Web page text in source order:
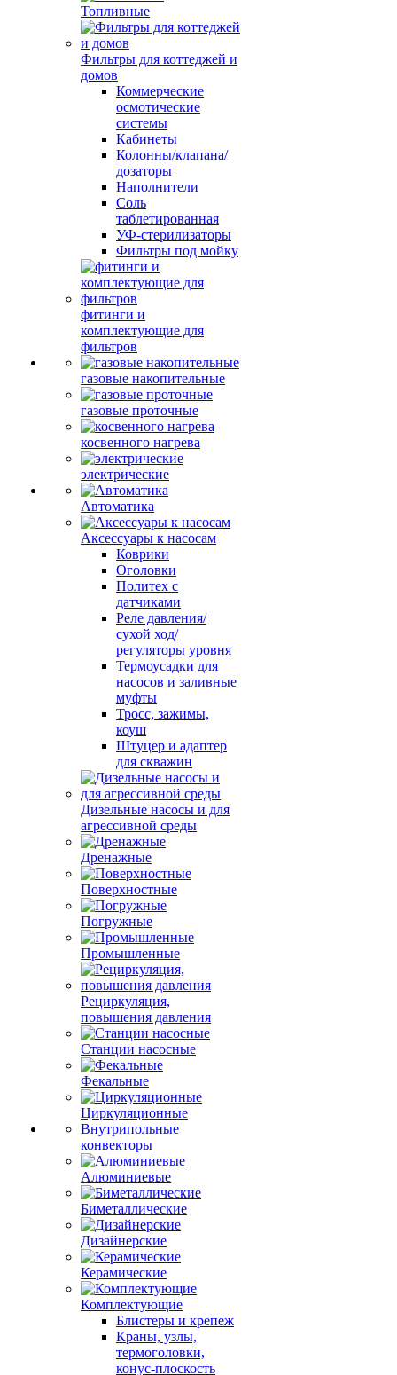
Топливные
Фильтры для коттеджей и
домов
Коммерческие
осмотические
системы
Кабинеты
Колонны/клапана/
дозаторы
Наполнители
Соль
таблетированная
УФ-стерилизаторы
Фильтры под мойку
фитинги и
комплектующие для
фильтров
газовые накопительные
газовые проточные
косвенного нагрева
электрические
Автоматика
Аксессуары к насосам
Коврики
Оголовки
Политех с
датчиками
Реле давления/
сухой ход/
регуляторы уровня
Термоусадки для
насосов и заливные
муфты
Тросс, зажимы,
коуш
Штуцер и адаптер
для скважин
Дизельные насосы и для
агрессивной среды
Дренажные
Поверхностные
Погружные
Промышленные
Рециркуляция,
повышения давления
Станции насосные
Фекальные
Циркуляционные
Внутрипольные
конвекторы
Алюминиевые
Биметаллические
Дизайнерские
Керамические
Комплектующие
Блистеры и крепеж
Краны, узлы,
термоголовки,
конус-плоскость